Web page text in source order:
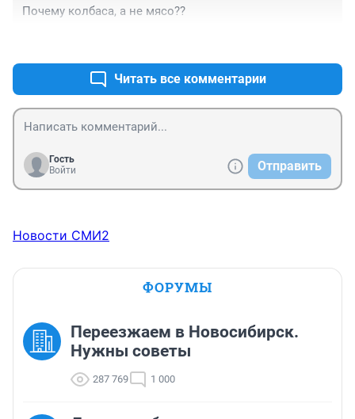
Почему колбаса, а не мясо??
Читать все комментарии
Гость
Войти
Отправить
Новости СМИ2
ФОРУМЫ
Переезжаем в Новосибирск.
Нужны советы
287 769 1 000